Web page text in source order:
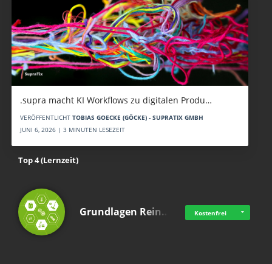
.supra macht KI Workflows zu digitalen Produ…
VERÖFFENTLICHT TOBIAS GOECKE (GÖCKE) - SUPRATIX GMBH
JUNI 6, 2026 | 3 MINUTEN LESEZEIT
Top 4 (Lernzeit)
Grundlagen Rein… Kostenfrei